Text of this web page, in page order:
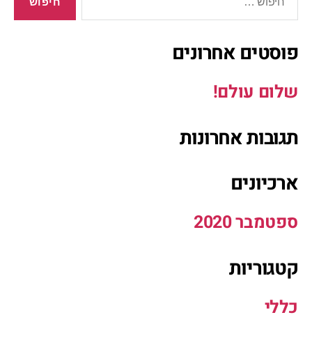
פוסטים אחרונים
שלום עולם!
תגובות אחרונות
ארכיונים
ספטמבר 2020
קטגוריות
כללי